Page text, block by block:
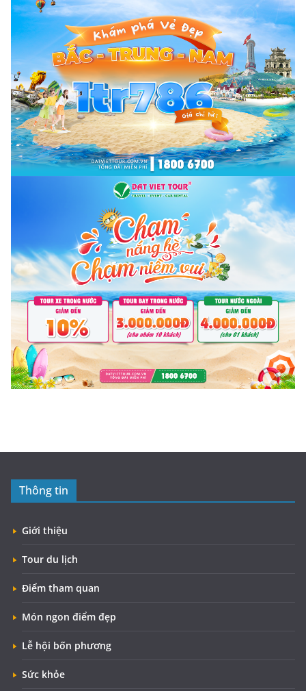
Thông tin
Giới thiệu
Tour du lịch
Điểm tham quan
Món ngon điểm đẹp
Lễ hội bốn phương
Sức khỏe